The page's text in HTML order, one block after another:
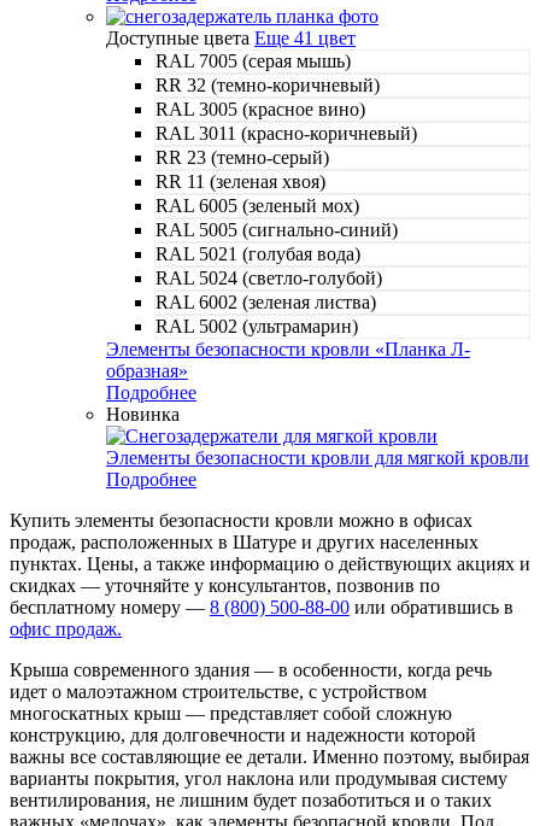
Доступные цвета Еще 41 цвет
RAL 7005 (серая мышь)
RR 32 (темно-коричневый)
RAL 3005 (красное вино)
RAL 3011 (красно-коричневый)
RR 23 (темно-серый)
RR 11 (зеленая хвоя)
RAL 6005 (зеленый мох)
RAL 5005 (сигнально-синий)
RAL 5021 (голубая вода)
RAL 5024 (светло-голубой)
RAL 6002 (зеленая листва)
RAL 5002 (ультрамарин)
Элементы безопасности кровли «Планка Л-
образная»
Подробнее
Новинка
Элементы безопасности кровли для мягкой кровли
Подробнее
Купить элементы безопасности кровли можно в офисах
продаж, расположенных в Шатуре и других населенных
пунктах. Цены, а также информацию о действующих акциях и
скидках — уточняйте у консультантов, позвонив по
бесплатному номеру — 8 (800) 500-88-00 или обратившись в
офис продаж.
Крыша современного здания — в особенности, когда речь
идет о малоэтажном строительстве, с устройством
многоскатных крыш — представляет собой сложную
конструкцию, для долговечности и надежности которой
важны все составляющие ее детали. Именно поэтому, выбирая
варианты покрытия, угол наклона или продумывая систему
вентилирования, не лишним будет позаботиться и о таких
важных «мелочах», как элементы безопасной кровли. Под